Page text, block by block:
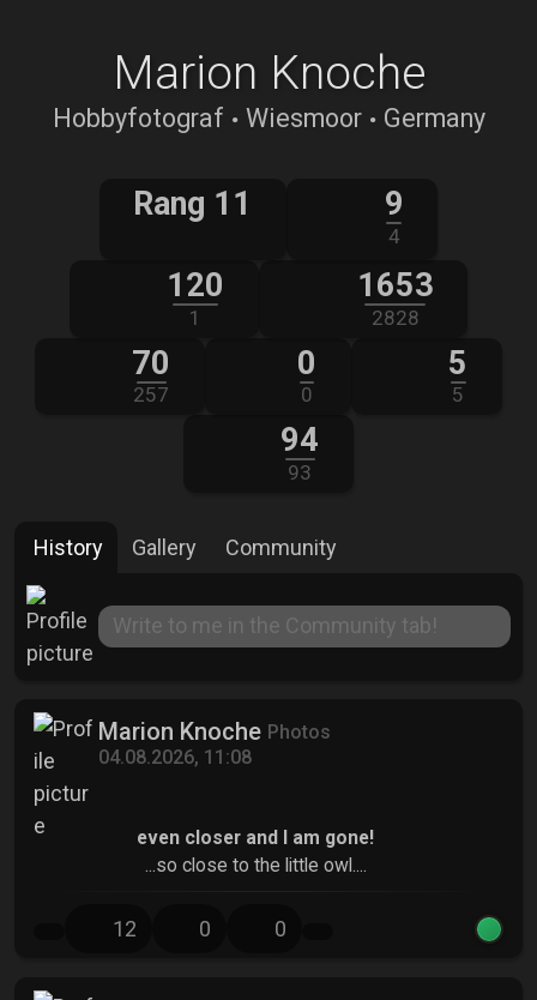
Marion Knoche
Hobbyfotograf · Wiesmoor · Germany
Rang 11 9
4
120
1
1653
2828
70
257
0
0
5
5
94
93
History Gallery Community
Write to me in the Community tab!
Marion Knoche Photos
04.08.2026, 11:08
even closer and I am gone!
...so close to the little owl....
12 0 0